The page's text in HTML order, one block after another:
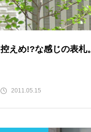
控えめ!?な感じの表札。
2011.05.15